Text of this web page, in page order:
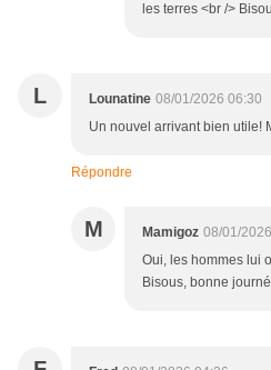
les terres <br />
L Lounatine 08/01/2026 06:30
Un nouvel arrivant bien utile!
Répondre
M Mamigoz 08/01/
Oui, les hommes lui
Bisous, bonne